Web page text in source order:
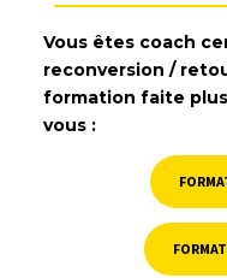
Vous êtes coach
reconversion /
formation faite
vous :